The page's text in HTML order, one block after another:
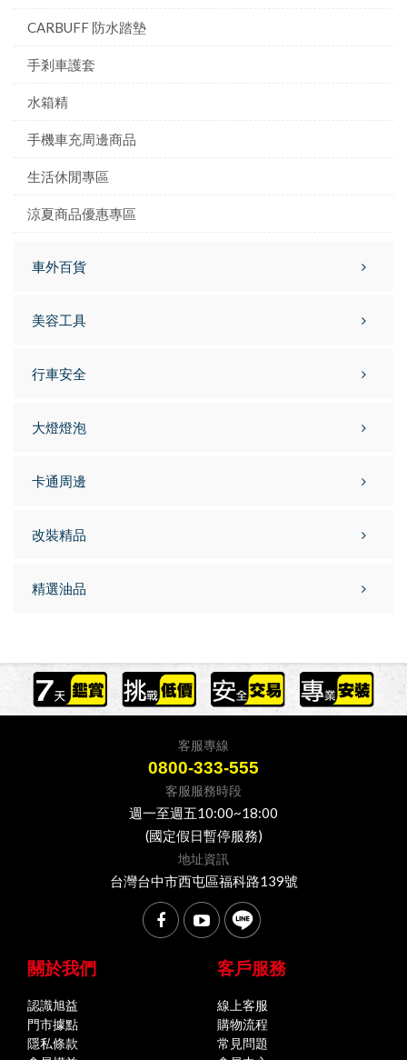
CARBUFF 防水踏墊
手剎車護套
水箱精
手機車充周邊商品
生活休閒專區
涼夏商品優惠專區
車外百貨
美容工具
行車安全
大燈燈泡
卡通周邊
改裝精品
精選油品
客服專線
0800-333-555
客服服務時段
週一至週五10:00~18:00
(國定假日暫停服務)
地址資訊
台灣台中市西屯區福科路139號
關於我們
認識旭益
門市據點
隱私條款
客戶服務
線上客服
購物流程
常見問題